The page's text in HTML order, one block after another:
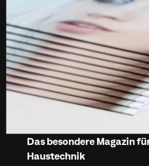
Das besondere Magazin
Haustechnik